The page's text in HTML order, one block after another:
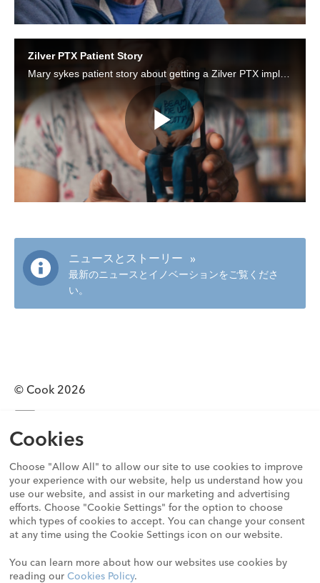
Cookies
Choose "Allow All" to allow our site to use cookies to improve
your experience with our website, help us understand how you
use our website, and assist in our marketing and advertising
efforts. Choose "Cookie Settings" for the option to choose
which types of cookies to accept. You can change your consent
at any time using the Cookie Settings icon on our website.
You can learn more about how our websites use cookies by
reading ourCookies Policy.
Video
Zilver PTX Patient Story
Mary sykes patient story about getting a Zilver PTX implanted
Play
ニュースとストーリー »
最新のニュースとイノベーションをご覧くださ
い。
© Cook 2026
プライバシーステートメント
利用規約
Cookieコンプライアンスステートメント
グローバル行動規範
透明性ガイドライン
人権に関する責任についての声明
サイトマップ